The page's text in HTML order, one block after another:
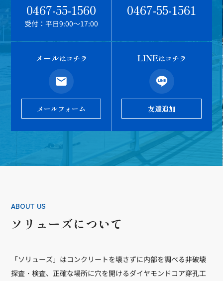
0467-55-1560
受付：平日9:00～17:00
0467-55-1561
メールはコチラ
メールフォーム
LINEはコチラ
友達追加
ABOUT US
ソリューズについて
「ソリューズ」はコンクリートを壊さずに内部を調べる非破壊
探査・検査、正確な場所に穴を開けるダイヤモンドコア穿孔工